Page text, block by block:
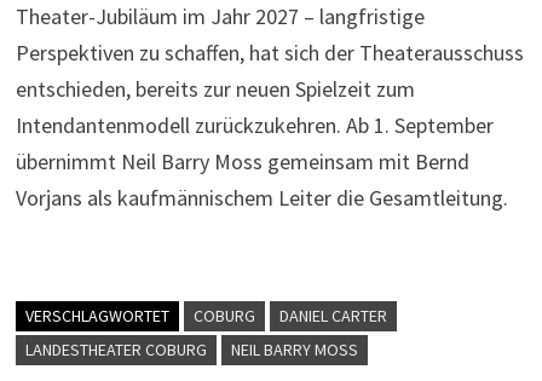
Theater-Jubiläum im Jahr 2027 – langfristige
Perspektiven zu schaffen, hat sich der Theaterausschuss
entschieden, bereits zur neuen Spielzeit zum
Intendantenmodell zurückzukehren. Ab 1. September
übernimmt Neil Barry Moss gemeinsam mit Bernd
Vorjans als kaufmännischem Leiter die Gesamtleitung.
VERSCHLAGWORTET COBURG
DANIEL CARTER
LANDESTHEATER COBURG
NEIL BARRY MOSS